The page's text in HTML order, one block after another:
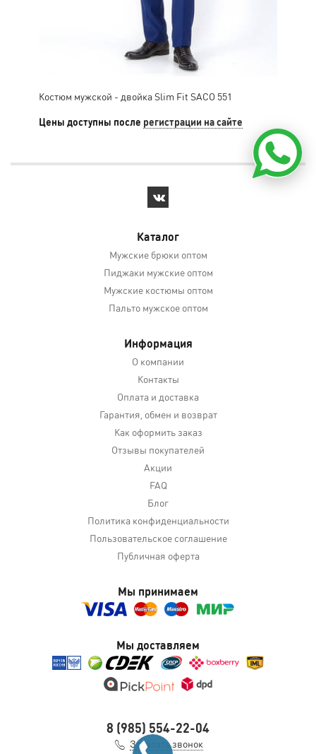
Костюм мужской - двойка Slim Fit SACO 551
Цены доступны после регистрации на сайте
Каталог
Мужские брюки оптом
Пиджаки мужские оптом
Мужские костюмы оптом
Пальто мужское оптом
Информация
О компании
Контакты
Оплата и доставка
Гарантия, обмен и возврат
Как оформить заказ
Отзывы покупателей
Акции
FAQ
Блог
Политика конфиденциальности
Пользовательское соглашение
Публичная оферта
Мы принимаем
Мы доставляем
8 (985) 554-22-04
Заказать звонок